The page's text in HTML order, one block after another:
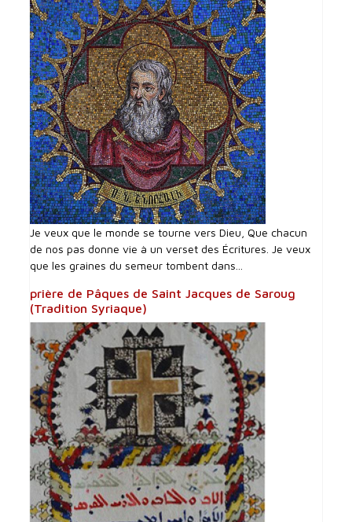
Je veux que le monde se tourne vers Dieu, Que chacun
de nos pas donne vie à un verset des Écritures. Je veux
que les graines du semeur tombent dans...
prière de Pâques de Saint Jacques de Saroug
(Tradition Syriaque)